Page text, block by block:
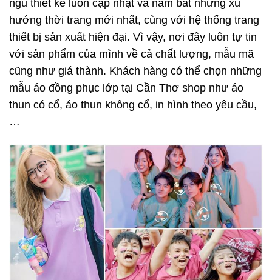
ngũ thiết kế luôn cập nhật và nắm bắt những xu
hướng thời trang mới nhất, cùng với hệ thống trang
thiết bị sản xuất hiện đại. Vì vậy, nơi đây luôn tự tin
với sản phẩm của mình về cả chất lượng, mẫu mã
cũng như giá thành. Khách hàng có thể chọn những
mẫu áo đồng phục lớp tại Cần Thơ shop như áo
thun có cổ, áo thun không cổ, in hình theo yêu cầu,
…